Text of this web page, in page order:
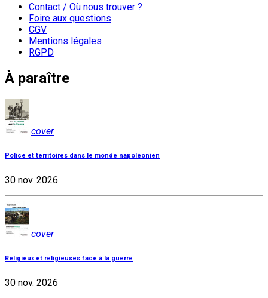
Contact / Où nous trouver ?
Foire aux questions
CGV
Mentions légales
RGPD
À paraître
cover
Police et territoires dans le monde napoléonien
30 nov. 2026
cover
Religieux et religieuses face à la guerre
30 nov. 2026